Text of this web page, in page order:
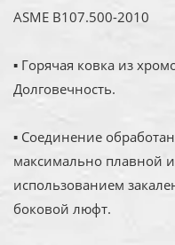
ASME B107.500-2010
▪ Горячая ковка из
Долговечность.
▪ Соединение
максимально плавной
использованием
боковой люфт.